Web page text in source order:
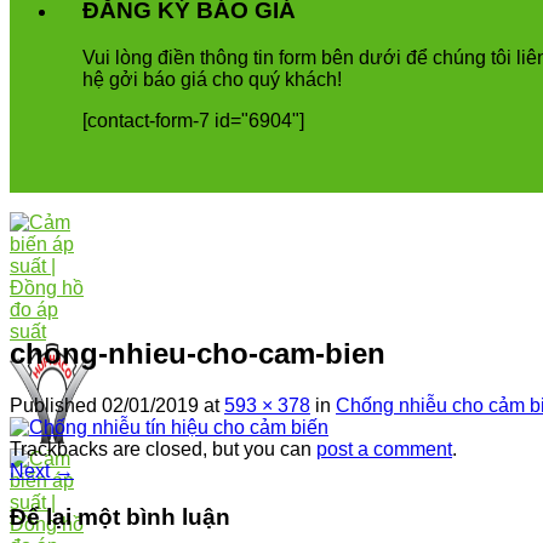
ĐĂNG KÝ BÁO GIÁ
Vui òng điền thông tin form bên dưới để chúng tôi liê
hệ gởi báo giá cho quý khách!
[contact-form-7 id="6904"]
chong-nhieu-cho-cam-bien
Published 02/01/2019 at593 × 378 in Chống nhiễu cho cảm
Trackbacks are closed, but you can post a comment.
Next→
Để lại một bình luận